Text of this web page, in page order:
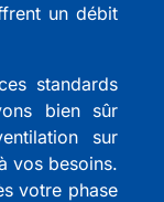
un débit
standards
bien sûr
sur
vos besoins.
votre phase